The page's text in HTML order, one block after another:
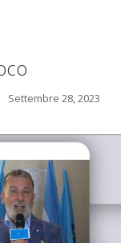
Settembre 28, 2023